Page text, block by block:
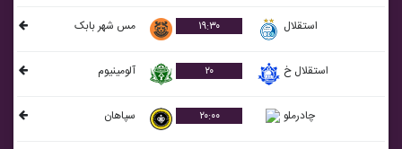
استقلال ۱۹:۳۰ مس شهر بابک
استقلال خ ۲۰ آلومينيوم
چادرملو ۲۰:۰۰ سپاهان